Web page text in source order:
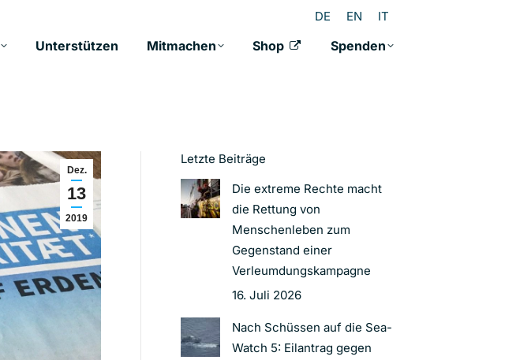
DE EN IT
Unterstützen Mitmachen Shop Spenden
Dez.
13
2019
Letzte Beiträge
Die extreme Rechte macht
die Rettung von
Menschenleben zum
Gegenstand einer
Verleumdungskampagne
16. Juli 2026
Nach Schüssen auf die Sea-
Watch 5: Eilantrag gegen